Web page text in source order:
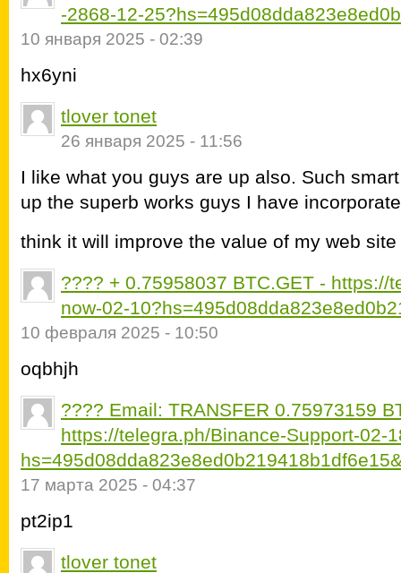
-2868-12-
10 января 2025 - 02:39
hx6yni
tlover tonet
26 января 2025 - 11:56
I like what you guys are up also. Such
up the superb works guys I have
think it will improve the value of my web site
???? + 0.75958037 BTC.GET - https://
now-02-
10 февраля 2025 - 10:50
oqbhjh
???? Email: TRANSFER 0.75973159
https://telegra.ph/Binance-Support-02-
17 марта 2025 - 04:37
pt2ip1
tlover tonet